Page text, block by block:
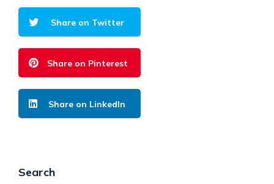
Share on Twitter
Share on Pinterest
Share on LinkedIn
Search